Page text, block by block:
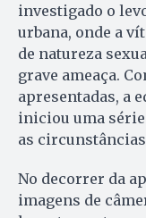
investigado o
urbana, onde a
de natureza
grave ameaça.
apresentadas, a
iniciou uma
as
No decorrer da
imagens de